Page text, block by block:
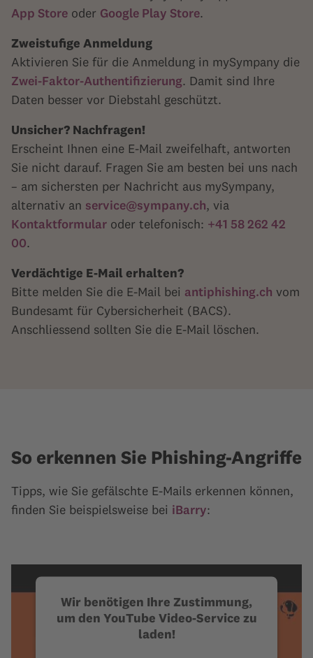
App Store oder Google Play Store.
Zweistufige Anmeldung
Aktivieren Sie für die Anmeldung in mySympany die
Zwei-Faktor-Authentifizierung. Damit sind Ihre
Daten besser vor Diebstahl geschützt.
Unsicher? Nachfragen!
Erscheint Ihnen eine E-Mail zweifelhaft, antworten
Sie nicht darauf. Fragen Sie am besten bei uns nach
– am sichersten per Nachricht aus mySympany,
alternativ an service@sympany.ch, via
Kontaktformular oder telefonisch: +41 58 262 42
00.
Verdächtige E-Mail erhalten?
Bitte melden Sie die E-Mail bei antiphishing.ch vom
Bundesamt für Cybersicherheit (BACS).
Anschliessend sollten Sie die E-Mail löschen.
So erkennen Sie Phishing-Angriffe
Tipps, wie Sie gefälschte E-Mails erkennen können,
finden Sie beispielsweise bei iBarry:
Wir benötigen Ihre Zustimmung,
um den YouTube Video-Service zu
laden!